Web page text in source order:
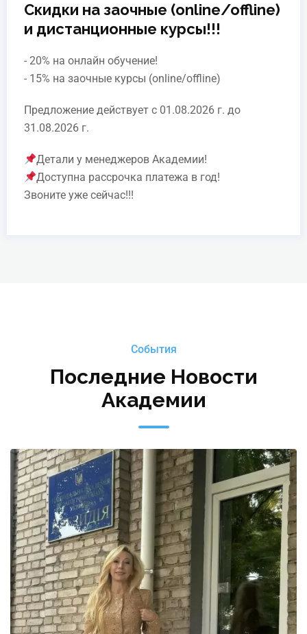
Скидки на заочные (online/offline)
и дистанционные курсы!!!
- 20% на онлайн обучение!
- 15% на заочные курсы (online/offline)
Предложение действует с 01.08.2026 г. до
31.08.2026 г.
Детали у менеджеров Академии!
Доступна рассрочка платежа в год!
Звоните уже сейчас!!!
События
Последние Новости
Академии